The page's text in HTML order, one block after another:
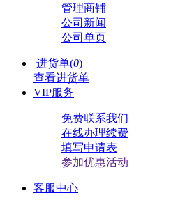
管理商铺
公司新闻
公司单页
进货单(0)
查看进货单
VIP服务
免费联系我们
在线办理续费
填写申请表
参加优惠活动
客服中心